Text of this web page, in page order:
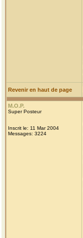
Revenir en haut de page
M.O.P.
Super Posteur
Inscrit le: 11 Mar 2004
Messages: 3224